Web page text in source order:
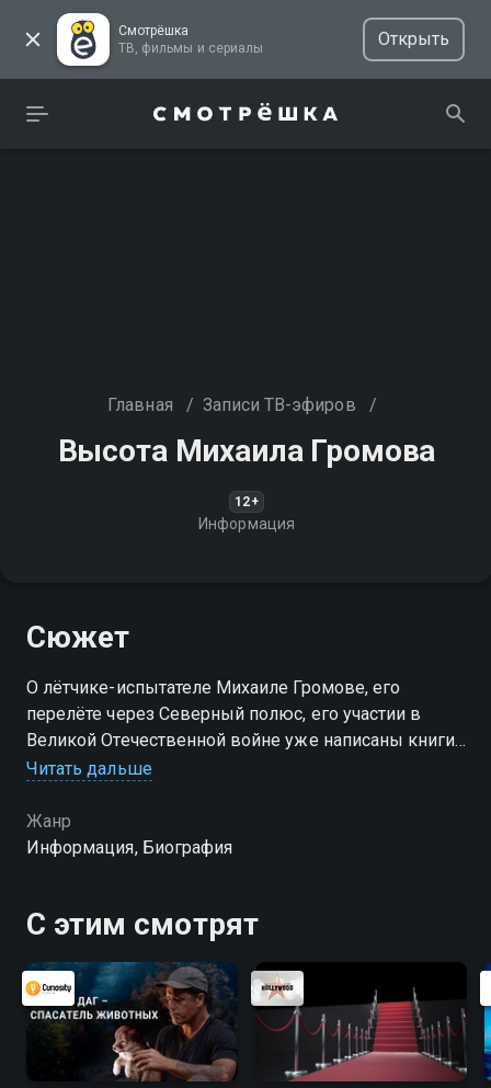
Смотрёшка
ТВ, фильмы и сериалы
Открыть
Главная / Записи ТВ-эфиров /
Высота Михаила Громова
12+
Информация
Сюжет
О лётчике-испытателе Михаиле Громове, его
перелёте через Северный полюс, его участии в
Великой Отечественной войне уже написаны книги
и сняты фильмы. Об истоках его талантов, о том, как
рассказывает наш фильм
Читать дальше
Жанр
Информация, Биография
С этим смотрят